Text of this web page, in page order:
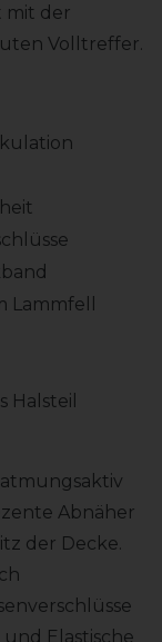
mit der
Volltreffer.
Lammfell
Halsteil
Abnäher
der Decke.
Elastische